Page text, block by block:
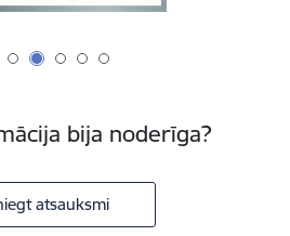
bija noderīga?
atsauksmi